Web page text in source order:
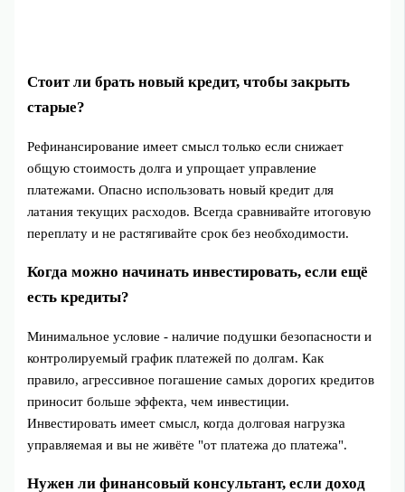
Стоит ли брать новый кредит, чтобы закрыть
старые?
Рефинансирование имеет смысл только если снижает
общую стоимость долга и упрощает управление
платежами. Опасно использовать новый кредит для
латания текущих расходов. Всегда сравнивайте итоговую
переплату и не растягивайте срок без необходимости.
Когда можно начинать инвестировать, если ещё
есть кредиты?
Минимальное условие - наличие подушки безопасности и
контролируемый график платежей по долгам. Как
правило, агрессивное погашение самых дорогих кредитов
приносит больше эффекта, чем инвестиции.
Инвестировать имеет смысл, когда долговая нагрузка
управляемая и вы не живёте "от платежа до платежа".
Нужен ли финансовый консультант, если доход